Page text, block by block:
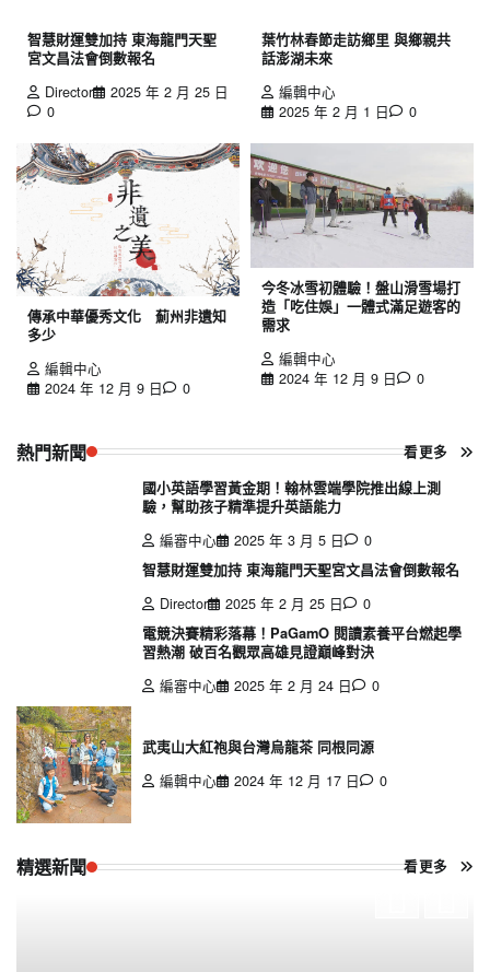
智慧財運雙加持 東海龍門天聖
宮文昌法會倒數報名
Director
2025 年 2 月 25 日
0
葉竹林春節走訪鄉里 與鄉親共
話澎湖未來
編輯中心
2025 年 2 月 1 日
0
傳承中華優秀文化 薊州非遺知
多少
編輯中心
2024 年 12 月 9 日
0
今冬冰雪初體驗！盤山滑雪場打
造「吃住娛」一體式滿足遊客的
需求
編輯中心
2024 年 12 月 9 日
0
熱門新聞 看更多
國小英語學習黃金期！翰林雲端學院推出線上測
驗，幫助孩子精準提升英語能力
編審中心
2025 年 3 月 5 日
0
智慧財運雙加持 東海龍門天聖宮文昌法會倒數報名
Director
2025 年 2 月 25 日
0
電競決賽精彩落幕！PaGamO 閱讀素養平台燃起學
習熱潮 破百名觀眾高雄見證巔峰對決
編審中心
2025 年 2 月 24 日 0
武夷山大紅袍與台灣烏龍茶 同根同源
編輯中心
2024 年 12 月 17 日 0
精選新聞 看更多